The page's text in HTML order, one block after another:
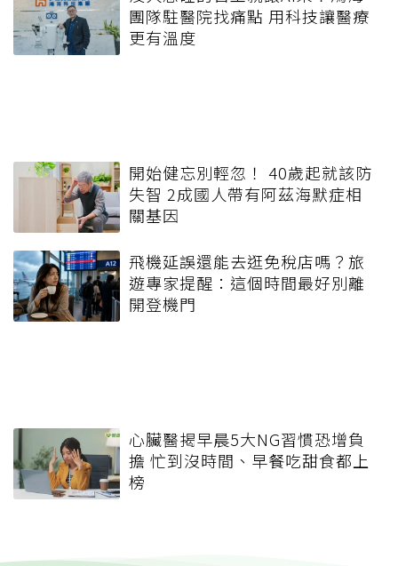
團隊駐醫院找痛點 用科技讓醫療
更有溫度
開始健忘別輕忽！ 40歲起就該防
失智 2成國人帶有阿茲海默症相
關基因
飛機延誤還能去逛免稅店嗎？旅
遊專家提醒：這個時間最好別離
開登機門
心臟醫揭早晨5大NG習慣恐增負
擔 忙到沒時間、早餐吃甜食都上
榜